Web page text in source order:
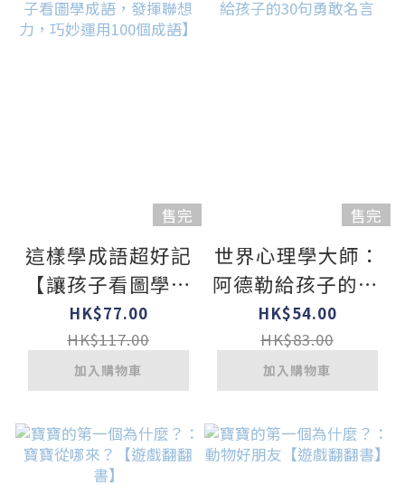
售完
這樣學成語超好記
【讓孩子看圖學成
語，發揮聯想力，
巧妙運用100個成
語】
HK$77.00
HK$117.00
加入購物車
售完
世界心理學大師：
阿德勒給孩子的30
句勇敢名言
HK$54.00
HK$83.00
加入購物車